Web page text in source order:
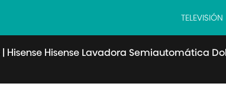
TELEVISIÓN
| Hisense Hisense Lavadora Semiautomática